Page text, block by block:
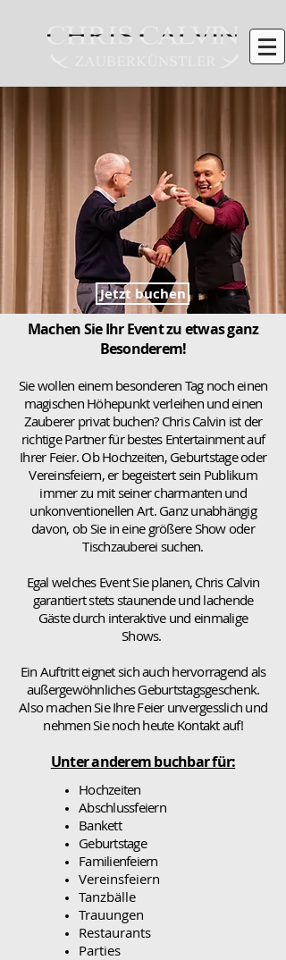
Jetzt buchen
Machen Sie Ihr Event zu etwas ganz
Besonderem!
Sie wollen einem besonderen Tag noch einen
magischen Höhepunkt verleihen und einen
Zauberer privat buchen? Chris Calvin ist der
richtige Partner für bestes Entertainment auf
Ihrer Feier. Ob Hochzeiten, Geburtstage oder
Vereinsfeiern, er begeistert sein Publikum
immer zu mit seiner charmanten und
unkonventionellen Art. Ganz unabhängig
davon, ob Sie in eine größere Show oder
Tischzauberei suchen.
Egal welches Event Sie planen, Chris Calvin
garantiert stets staunende und lachende
Gäste durch interaktive und einmalige
Shows.
Ein Auftritt eignet sich auch hervorragend als
außergewöhnliches Geburtstagsgeschenk.
Also machen Sie Ihre Feier unvergesslich und
nehmen Sie noch heute Kontakt auf!
Unter anderem buchbar für:
Hochzeiten
Abschlussfeiern
Bankett
Geburtstage
Familienfeiern
Vereinsfeiern
Tanzbälle
Trauungen
Restaurants
Parties